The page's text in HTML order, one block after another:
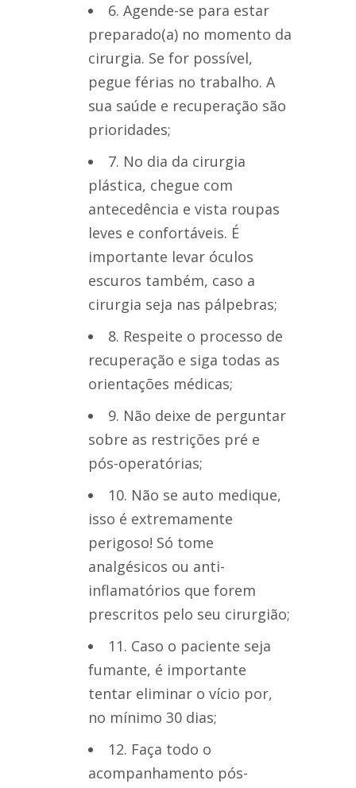
6. Agende-se para estar
preparado(a) no momento da
cirurgia. Se for possível,
pegue férias no trabalho. A
sua saúde e recuperação são
prioridades;
7. No dia da cirurgia
plástica, chegue com
antecedência e vista roupas
leves e confortáveis. É
importante levar óculos
escuros também, caso a
cirurgia seja nas pálpebras;
8. Respeite o processo de
recuperação e siga todas as
orientações médicas;
9. Não deixe de perguntar
sobre as restrições pré e
pós-operatórias;
10. Não se auto medique,
isso é extremamente
perigoso! Só tome
analgésicos ou anti-
inflamatórios que forem
prescritos pelo seu cirurgião;
11. Caso o paciente seja
fumante, é importante
tentar eliminar o vício por,
no mínimo 30 dias;
12. Faça todo o
acompanhamento pós-